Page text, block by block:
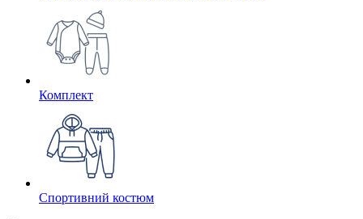
Комплект
Спортивний костюм